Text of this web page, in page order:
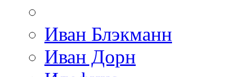
Иван Блэкманн
Иван Дорн